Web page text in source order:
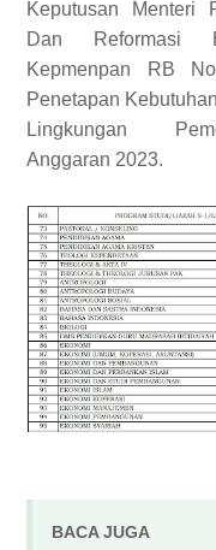
Keputusan Menteri
Dan Reformasi
Kepmenpan RB
Penetapan
Lingkungan
Anggaran 2023.
BACA JUGA